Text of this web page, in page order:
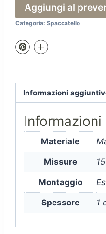
Aggiungi al
Categoria: Spaccatello
Informazioni
Materiale
Missure
Montaggio
Spessore 1